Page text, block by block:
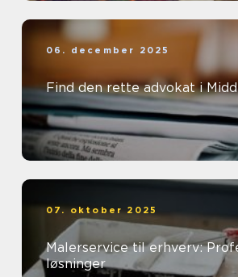
06. december 2025
Find den rette advokat i
07. oktober 2025
Malerservice til erhverv:
løsninger